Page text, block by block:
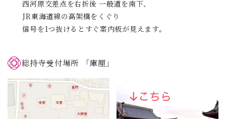
西河原交差点を右折後 一般道を南下、
JR東海道線の高架橋をくぐり
信号を1つ抜けるとすぐ案内板が見えます。
総持寺受付場所 「庫厘」